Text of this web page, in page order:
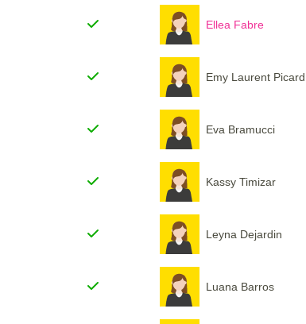
Ellea Fabre
Emy Laurent Picard
Eva Bramucci
Kassy Timizar
Leyna Dejardin
Luana Barros